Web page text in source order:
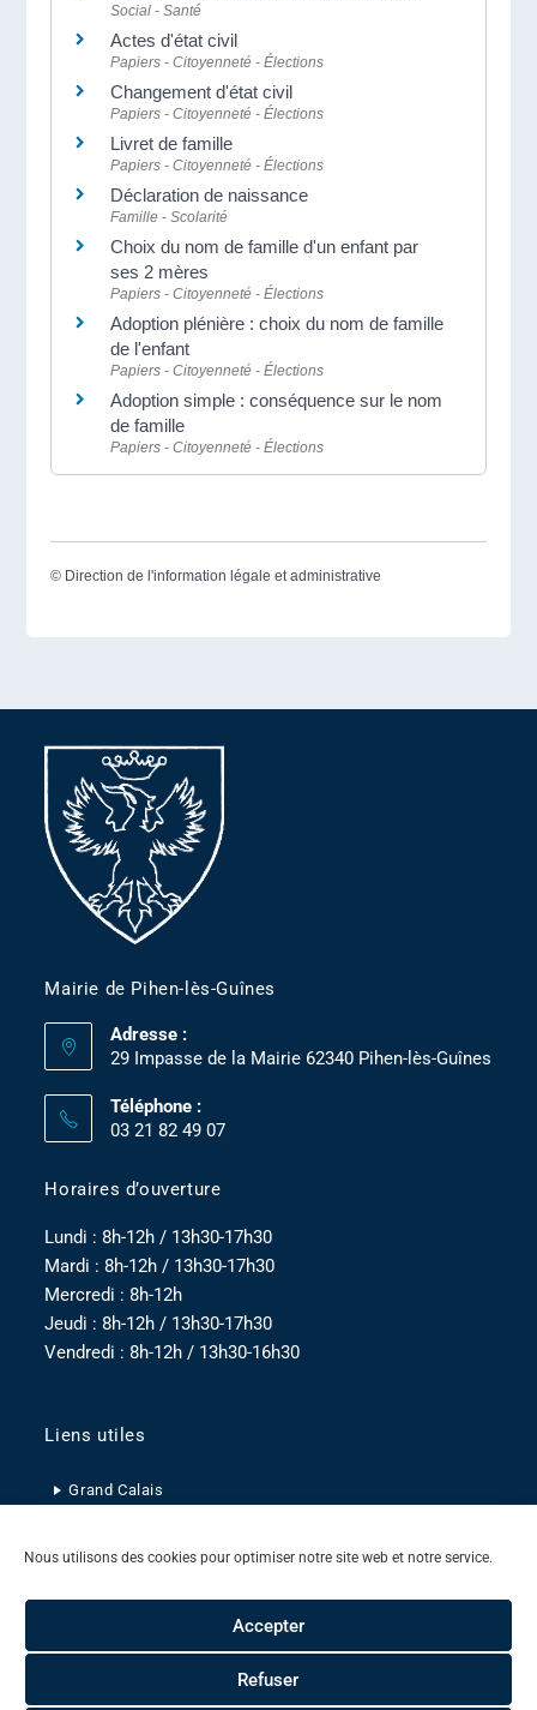
Nous utilisons des cookies pour optimiser notre site web et notre service.
Accepter
Refuser
Social - Santé
Actes d'état civil
Papiers - Citoyenneté - Élections
Changement d'état civil
Papiers - Citoyenneté - Élections
Livret de famille
Papiers - Citoyenneté - Élections
Déclaration de naissance
Famille - Scolarité
Choix du nom de famille d'un enfant par
ses 2 mères
Papiers - Citoyenneté - Élections
Adoption plénière : choix du nom de famille
de l'enfant
Papiers - Citoyenneté - Élections
Adoption simple : conséquence sur le nom
de famille
Papiers - Citoyenneté - Élections
© Direction de l'information légale et administrative
Mairie de Pihen-lès-Guînes
Adresse :
29 Impasse de la Mairie 62340 Pihen-lès-Guînes
Téléphone :
03 21 82 49 07
Horaires d’ouverture
Lundi : 8h-12h / 13h30-17h30
Mardi : 8h-12h / 13h30-17h30
Mercredi : 8h-12h
Jeudi : 8h-12h / 13h30-17h30
Vendredi : 8h-12h / 13h30-16h30
Liens utiles
Grand Calais